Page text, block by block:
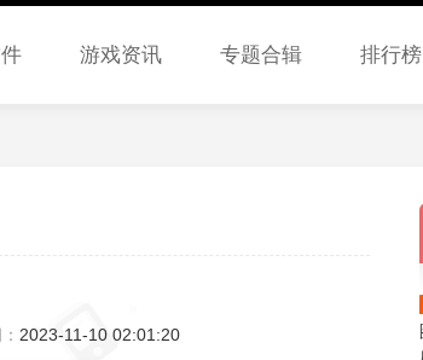
游戏资讯 专题合辑 排行榜
2023-11-10 02:01:20